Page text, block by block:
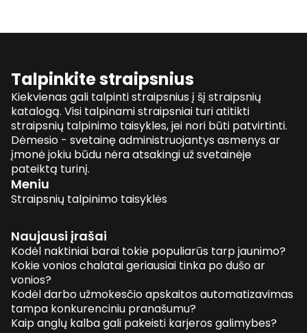
Talpinkite straipsnius
Kiekvienas gali talpinti straipsnius į šį straipsnių
katalogą. Visi talpinami straipsniai turi atitikti
straipsnių talpinimo taisykles, jei nori būti patvirtinti.
Dėmesio - svetainę administruojantys asmenys ar
įmonė jokiu būdu nėra atsakingi už svetainėje
pateiktą turinį.
Meniu
Straipsnių talpinimo taisyklės
Naujausi įrašai
Kodėl naktiniai barai tokie populiarūs tarp jaunimo?
Kokie vonios chalatai geriausiai tinka po dušo ar
vonios?
Kodėl darbo užmokesčio apskaitos automatizavimas
tampa konkurenciniu pranašumu?
Kaip anglų kalba gali pakeisti karjeros galimybes?